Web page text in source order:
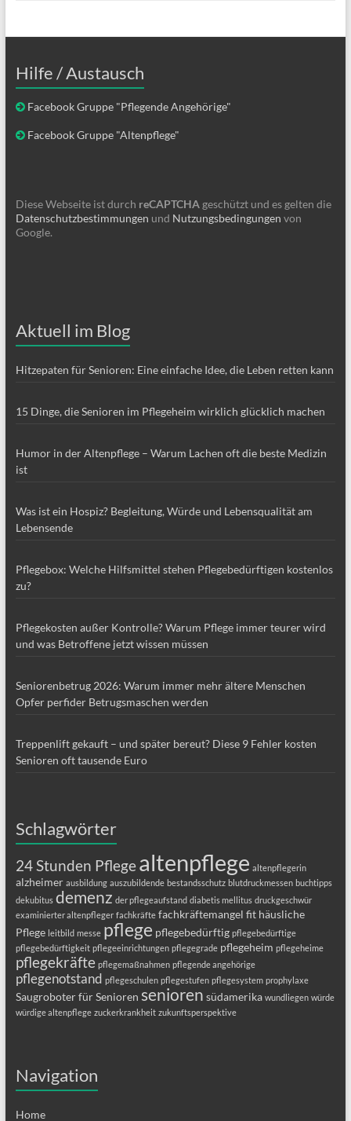
Hilfe / Austausch
Facebook Gruppe "Pflegende Angehörige"
Facebook Gruppe "Altenpflege"
Diese Webseite ist durch reCAPTCHAgeschützt und es gelten die
Datenschutzbestimmungen und Nutzungsbedingungen von
Google.
Aktuell im Blog
Hitzepaten für Senioren: Eine einfache Idee, die Leben retten kann
15 Dinge, die Senioren im Pflegeheim wirklich glücklich machen
Humor in der Altenpflege – Warum Lachen oft die beste Medizin
ist
Was ist ein Hospiz? Begleitung, Würde und Lebensqualität am
Lebensende
Pflegebox: Welche Hilfsmittel stehen Pflegebedürftigen kostenlos
zu?
Pflegekosten außer Kontrolle? Warum Pflege immer teurer wird
und was Betroffene jetzt wissen müssen
Seniorenbetrug 2026: Warum immer mehr ältere Menschen
Opfer perfider Betrugsmaschen werden
Treppenlift gekauft – und später bereut? Diese 9 Fehler kosten
Senioren oft tausende Euro
Schlagwörter
24 Stunden Pflegealtenpflege altenpflegerin
alzheimer ausbildung auszubildende bestandsschutz blutdruckmessen buchtipps
dekubitus demenz der pflegeaufstand diabetis mellitus druckgeschwür
examinierter altenpfleger fachkräfte fachkräftemangel fit häusliche
Pflege leitbild messe pflege pflegebedürftig pflegebedürftige
pflegebedürftigkeit pflegeeinrichtungen pflegegrade pflegeheim pflegeheime
pflegekräfte pflegemaßnahmen pflegende angehörige
pflegenotstand pflegeschulen pflegestufen pflegesystem prophylaxe
Saugroboter für Senioren senioren südamerika wundliegen würde
würdige altenpflege zuckerkrankheit zukunftsperspektive
Navigation
Home